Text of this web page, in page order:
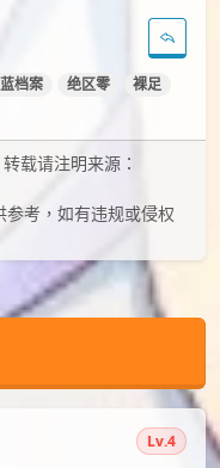
档案 绝区零
裸足
载请注明来源：
考，如有违规或侵权
Lv.4